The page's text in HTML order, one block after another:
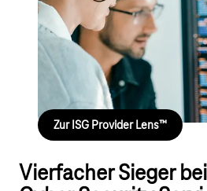
Expertenberatung, sicheren
Lösungen für Compliance sowie
Zur ISG Provider Lens™
Vierfacher Sieger